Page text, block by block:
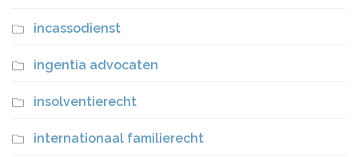
incassodienst
ingentia advocaten
insolventierecht
internationaal familierecht